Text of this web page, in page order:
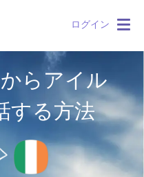
ログイン
らアイル
する方法